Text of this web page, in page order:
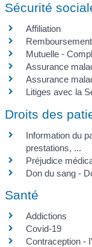
Sécurité
Affiliation
Remboursement
Mutuelle -
Assurance
Assurance
Litiges avec la
Droits des
Information du
prestations, ...
Préjudice
Don du sang -
Santé
Addictions
Covid-19
Contraception -